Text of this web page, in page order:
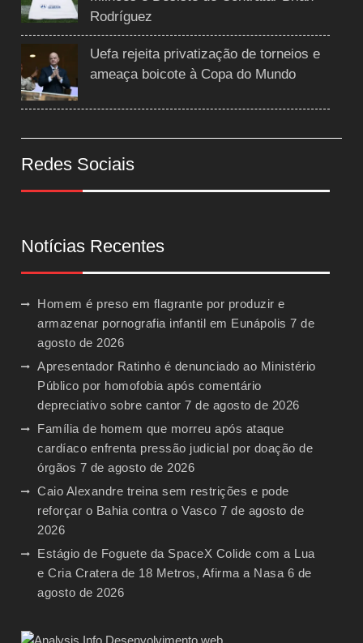
Rodríguez
Uefa rejeita privatização de torneios e
ameaça boicote à Copa do Mundo
Redes Sociais
Notícias Recentes
Homem é preso em flagrante por produzir e
armazenar pornografia infantil em Eunápolis 7 de
agosto de 2026
Apresentador Ratinho é denunciado ao Ministério
Público por homofobia após comentário
depreciativo sobre cantor 7 de agosto de 2026
Família de homem que morreu após ataque
cardíaco enfrenta pressão judicial por doação de
órgãos 7 de agosto de 2026
Caio Alexandre treina sem restrições e pode
reforçar o Bahia contra o Vasco 7 de agosto de
2026
Estágio de Foguete da SpaceX Colide com a Lua
e Cria Cratera de 18 Metros, Afirma a Nasa 6 de
agosto de 2026